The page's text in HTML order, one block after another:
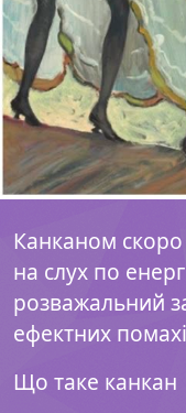
Канканом скоро
на слух по
розважальний
ефектних
Що таке канкан